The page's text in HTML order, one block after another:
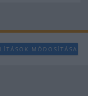
MÓDOSÍTÁSA